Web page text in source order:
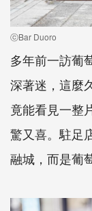
ⓒBar Duoro
多年前一訪葡
深著迷，這麼
竟能看見一整
驚又喜。駐足
融城，而是葡